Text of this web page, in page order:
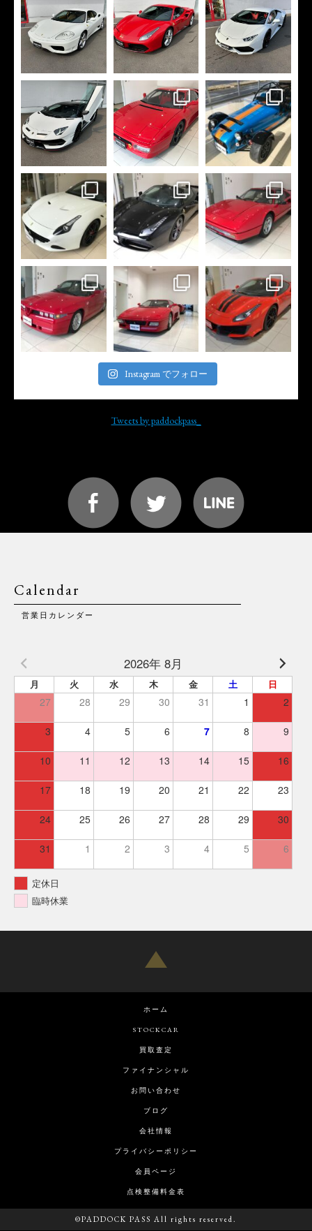
Instagram でフォロー
Tweets by paddockpass_
Calendar
営業日カレンダー
2026年 8月
月 火 水 木 金 土 日
27 28 29 30 31 1 2
3 4 5 6 7 8 9
10 11 12 13 14 15 16
17 18 19 20 21 22 23
24 25 26 27 28 29 30
31 1 2 3 4 5 6
定休日
臨時休業
ホーム
STOCKCAR
買取査定
ファイナンシャル
お問い合わせ
ブログ
会社情報
プライバシーポリシー
会員ページ
点検整備料金表
©PADDOCK PASS All rights reserved.